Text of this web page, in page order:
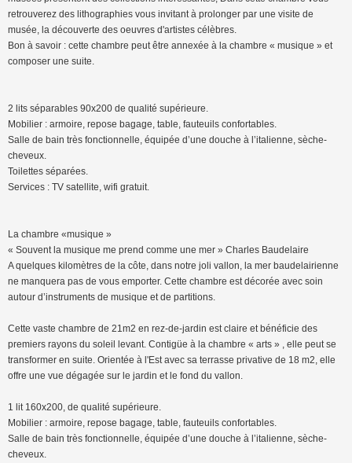
retrouverez des lithographies vous invitant à prolonger par une visite de
musée, la découverte des oeuvres d'artistes célèbres.
Bon à savoir : cette chambre peut être annexée à la chambre « musique » et
composer une suite.
2 lits séparables 90x200 de qualité supérieure.
Mobilier : armoire, repose bagage, table, fauteuils confortables.
Salle de bain très fonctionnelle, équipée d’une douche à l’italienne, sèche-
cheveux.
Toilettes séparées.
Services : TV satellite, wifi gratuit.
La chambre «musique »
« Souvent la musique me prend comme une mer » Charles Baudelaire
A quelques kilomètres de la côte, dans notre joli vallon, la mer baudelairienne
ne manquera pas de vous emporter. Cette chambre est décorée avec soin
autour d’instruments de musique et de partitions.
Cette vaste chambre de 21m2 en rez-de-jardin est claire et bénéficie des
premiers rayons du soleil levant. Contigüe à la chambre « arts » , elle peut se
transformer en suite. Orientée à l'Est avec sa terrasse privative de 18 m2, elle
offre une vue dégagée sur le jardin et le fond du vallon.
1 lit 160x200, de qualité supérieure.
Mobilier : armoire, repose bagage, table, fauteuils confortables.
Salle de bain très fonctionnelle, équipée d’une douche à l’italienne, sèche-
cheveux.